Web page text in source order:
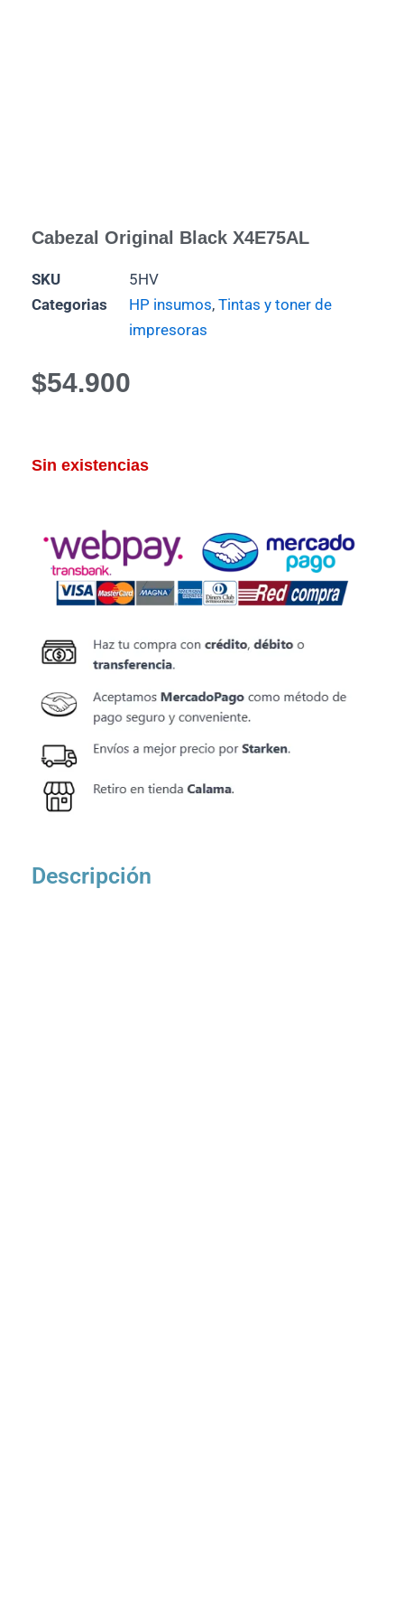
Cabezal Original Black X4E75AL
SKU
5HV
Categorias
HP insumos, Tintas y toner de
impresoras
$54.900
Sin existencias
Descripción